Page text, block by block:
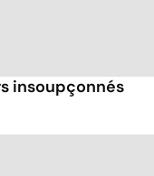
insoupçonnés